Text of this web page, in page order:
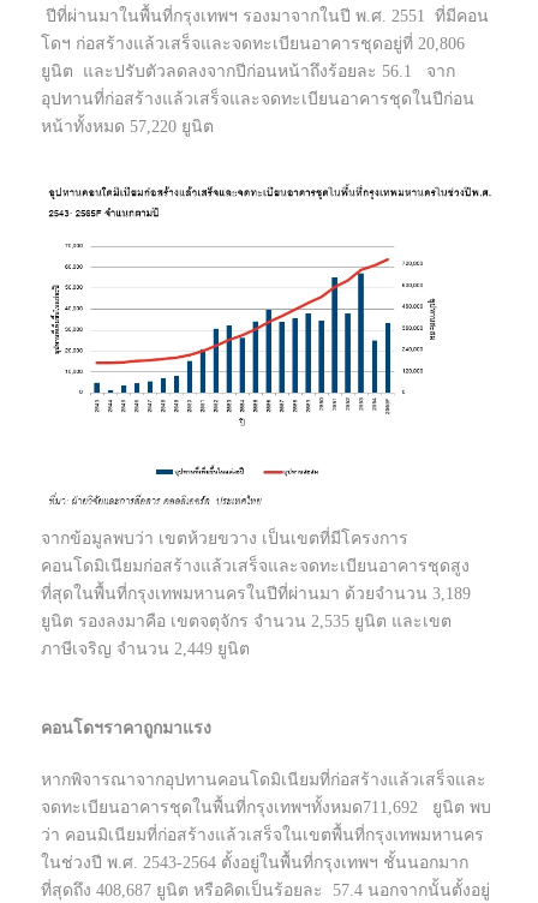
ปีที่ผ่านมาในพื้นที่กรุงเทพฯ รองมาจากในปี พ.ศ. 2551 ที่มีคอน
โดฯ ก่อสร้างแล้วเสร็จและจดทะเบียนอาคารชุดอยู่ที่ 20,806
ยูนิต และปรับตัวลดลงจากปีก่อนหน้าถึงร้อยละ 56.1 จาก
อุปทานที่ก่อสร้างแล้วเสร็จและจดทะเบียนอาคารชุดในปีก่อน
หน้าทั้งหมด 57,220 ยูนิต
จากข้อมูลพบว่า เขตห้วยขวาง เป็นเขตที่มีโครงการ
คอนโดมิเนียมก่อสร้างแล้วเสร็จและจดทะเบียนอาคารชุดสูง
ที่สุดในพื้นที่กรุงเทพมหานครในปีที่ผ่านมา ด้วยจำนวน 3,189
ยูนิต รองลงมาคือ เขตจตุจักร จำนวน 2,535 ยูนิต และเขต
ภาษีเจริญ จำนวน 2,449 ยูนิต
คอนโดฯราคาถูกมาแรง
หากพิจารณาจากอุปทานคอนโดมิเนียมที่ก่อสร้างแล้วเสร็จและ
จดทะเบียนอาคารชุดในพื้นที่กรุงเทพฯทั้งหมด711,692 ยูนิต พบ
ว่า คอนมิเนียมที่ก่อสร้างแล้วเสร็จในเขตพื้นที่กรุงเทพมหานคร
ในช่วงปี พ.ศ. 2543-2564 ตั้งอยู่ในพื้นที่กรุงเทพฯ ชั้นนอกมาก
ที่สุดถึง 408,687 ยูนิต หรือคิดเป็นร้อยละ 57.4 นอกจากนั้นตั้งอยู่